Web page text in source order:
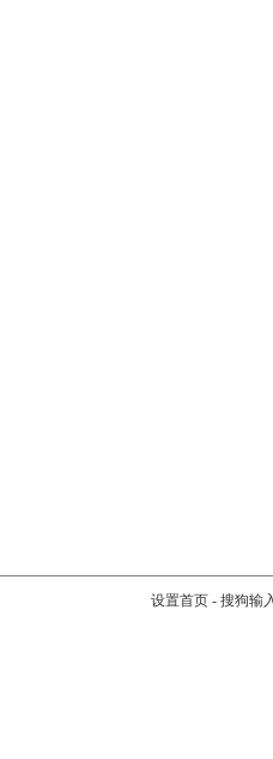
设置首页- 搜狗输